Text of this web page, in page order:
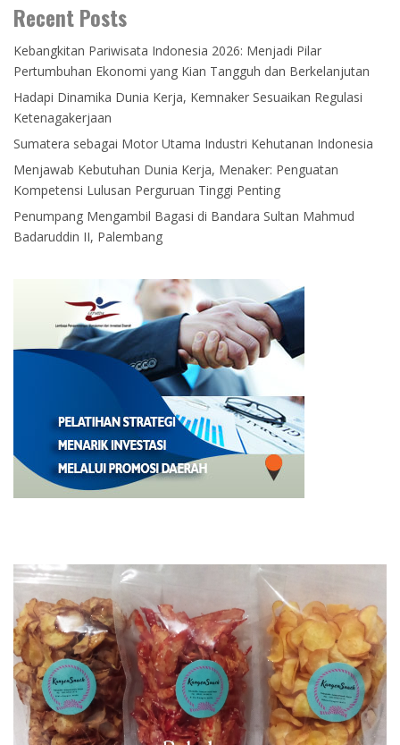
Recent Posts
Kebangkitan Pariwisata Indonesia 2026: Menjadi Pilar
Pertumbuhan Ekonomi yang Kian Tangguh dan Berkelanjutan
Hadapi Dinamika Dunia Kerja, Kemnaker Sesuaikan Regulasi
Ketenagakerjaan
Sumatera sebagai Motor Utama Industri Kehutanan Indonesia
Menjawab Kebutuhan Dunia Kerja, Menaker: Penguatan
Kompetensi Lulusan Perguruan Tinggi Penting
Penumpang Mengambil Bagasi di Bandara Sultan Mahmud
Badaruddin II, Palembang